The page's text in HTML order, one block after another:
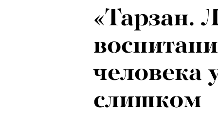
«Тарзан.
человека
слишком
Локарно-
показали
кино
Чем
Лассо»,
мифы